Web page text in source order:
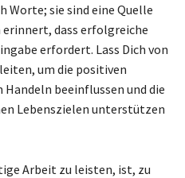
Worte; sie sind eine Quelle
dass erfolgreiche
erfordert. Lass Dich von
um die positiven
Handeln beeinflussen und die
Lebenszielen unterstützen
Arbeit zu leisten, ist, zu